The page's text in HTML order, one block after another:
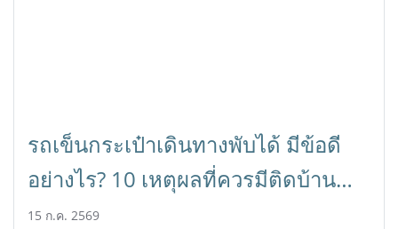
รถเข็นกระเป๋าเดินทางพับได้ มีข้อดี
อย่างไร? 10 เหตุผลที่ควรมีติดบ้าน
และธุรกิจ
15 ก.ค. 2569